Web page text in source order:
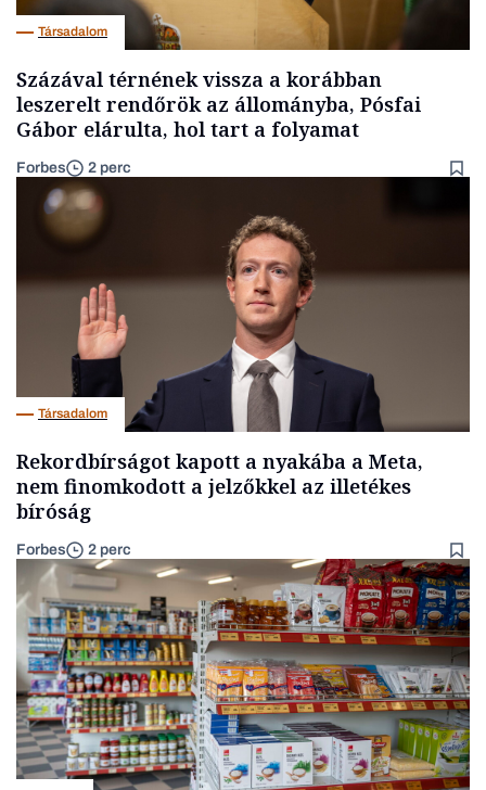
Társadalom
Százával térnének vissza a korábban
leszerelt rendőrök az állományba, Pósfai
Gábor elárulta, hol tart a folyamat
Forbes 2 perc
Társadalom
Rekordbírságot kapott a nyakába a Meta,
nem finomkodott a jelzőkkel az illetékes
bíróság
Forbes 2 perc